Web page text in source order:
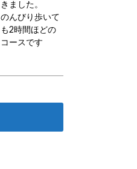
きました。
のんびり歩いて
も2時間ほどの
コースです